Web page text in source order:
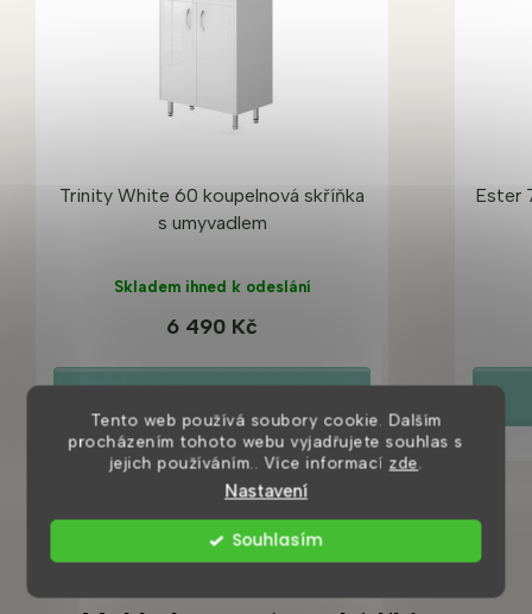
Tento web používá soubory cookie. Dalším
procházením tohoto webu vyjadřujete souhlas s
jejich používáním.. Více informací zde
Nastavení
Souhlasím
Trinity White 60 koupelnová skříňka
s umyvadlem
Skladem ihned k odeslání
6 490 Kč
Ester